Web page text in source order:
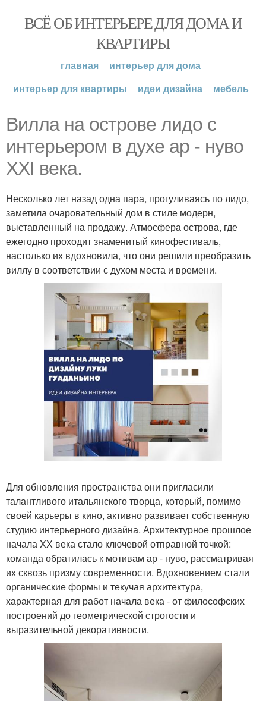
ВСЁ ОБ ИНТЕРЬЕРЕ ДЛЯ ДОМА И
КВАРТИРЫ
главная
интерьер для дома
интерьер для квартиры
идеи дизайна мебель
Вилла на острове лидо с
интерьером в духе ар - нуво
XXI века.
Несколько лет назад одна пара, прогуливаясь по лидо,
заметила очаровательный дом в стиле модерн,
выставленный на продажу. Атмосфера острова, где
ежегодно проходит знаменитый кинофестиваль,
настолько их вдохновила, что они решили преобразить
виллу в соответствии с духом места и времени.
Для обновления пространства они пригласили
талантливого итальянского творца, который, помимо
своей карьеры в кино, активно развивает собственную
студию интерьерного дизайна. Архитектурное прошлое
начала XX века стало ключевой отправной точкой:
команда обратилась к мотивам ар - нуво, рассматривая
их сквозь призму современности. Вдохновением стали
органические формы и текучая архитектура,
характерная для работ начала века - от философских
построений до геометрической строгости и
выразительной декоративности.